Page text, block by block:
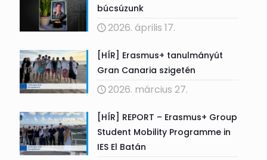
búcsúzunk
2026. április 17.
[HÍR] Erasmus+ tanulmányút
Gran Canaria szigetén
2026. március 27.
[HÍR] REPORT – Erasmus+ Group
Student Mobility Programme in
IES El Batán